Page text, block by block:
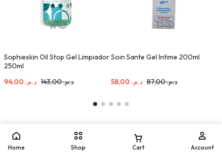
Sophieskin Oil Stop Gel Limpiador
250ml
د.م.
د.م.143,00
Soin Sante Gel Intime 200ml
د.م. د.م.87,00
Home Shop Cart Account